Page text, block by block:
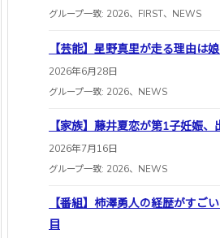
グループ一致: 2026、FIRST、NEWS
【芸能】星野真里が走る理由は
2026年6月28日
グループ一致: 2026、NEWS
【家族】藤井夏恋が第1子妊娠
2026年7月16日
グループ一致: 2026、NEWS
【番組】柿澤勇人の経歴がすご
目